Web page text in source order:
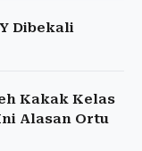
Dibekali
Kakak Kelas
Alasan Ortu